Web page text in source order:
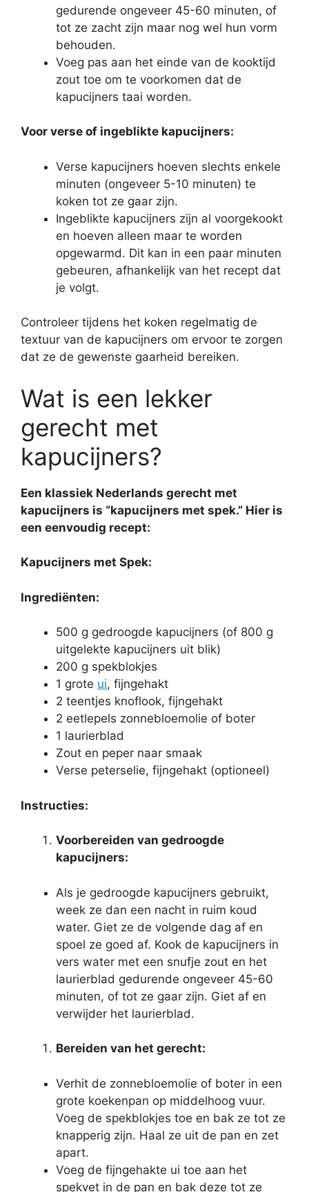
gedurende ongeveer 45-60 minuten, of
tot ze zacht zijn maar nog wel hun vorm
behouden.
Voeg pas aan het einde van de kooktijd
zout toe om te voorkomen dat de
kapucijners taai worden.
Voor verse of ingeblikte kapucijners:
Verse kapucijners hoeven slechts enkele
minuten (ongeveer 5-10 minuten) te
koken tot ze gaar zijn.
Ingeblikte kapucijners zijn al voorgekookt
en hoeven alleen maar te worden
opgewarmd. Dit kan in een paar minuten
gebeuren, afhankelijk van het recept dat
je volgt.
Controleer tijdens het koken regelmatig de
textuur van de kapucijners om ervoor te zorgen
dat ze de gewenste gaarheid bereiken.
Wat is een lekker
gerecht met
kapucijners?
Een klassiek Nederlands gerecht met
kapucijners is “kapucijners met spek.” Hier is
een eenvoudig recept:
Kapucijners met Spek:
Ingrediënten:
500 g gedroogde kapucijners (of 800 g
uitgelekte kapucijners uit blik)
200 g spekblokjes
1 grote ui, fijngehakt
2 teentjes knoflook, fijngehakt
2 eetlepels zonnebloemolie of boter
1 laurierblad
Zout en peper naar smaak
Verse peterselie, fijngehakt (optioneel)
Instructies:
Voorbereiden van gedroogde
kapucijners:
Als je gedroogde kapucijners gebruikt,
week ze dan een nacht in ruim koud
water. Giet ze de volgende dag af en
spoel ze goed af. Kook de kapucijners in
vers water met een snufje zout en het
laurierblad gedurende ongeveer 45-60
minuten, of tot ze gaar zijn. Giet af en
verwijder het laurierblad.
Bereiden van het gerecht:
Verhit de zonnebloemolie of boter in een
grote koekenpan op middelhoog vuur.
Voeg de spekblokjes toe en bak ze tot ze
knapperig zijn. Haal ze uit de pan en zet
apart.
Voeg de fijngehakte ui toe aan het
spekvet in de pan en bak deze tot ze